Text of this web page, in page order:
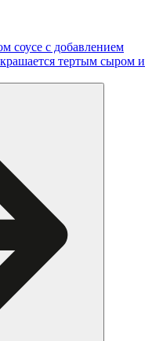
соусе с добавлением
тертым сыром и